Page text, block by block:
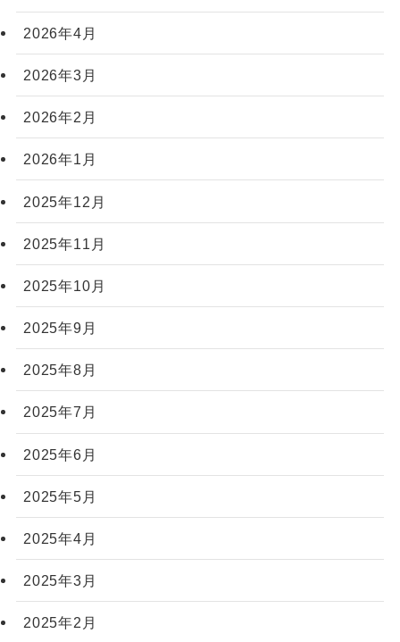
2026年4月
2026年3月
2026年2月
2026年1月
2025年12月
2025年11月
2025年10月
2025年9月
2025年8月
2025年7月
2025年6月
2025年5月
2025年4月
2025年3月
2025年2月